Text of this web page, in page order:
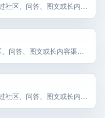
Surfer SEO 主要用于通过社区、问答、图文或长内容渠道获取自然曝光和早期用户反馈。Surfer SEO 主要用于通过社区、问答、图文或长内容渠道获取自然曝光和早期用户反馈。Surfer SEO 是内容发布平台候选，主要用… 选择前重点看价格、上手门槛、风险和替代方案。
Frase 主要用于通过社区、问答、图文或长内容渠道获取自然曝光和早期用户反馈。Frase 可以先按 内容发布平台 候选来评估：它主要用于通过社区、问答、图文或长内容渠道获取自然曝光和早期用户反馈。对小团队来说，先看它… 选择前重点看价格、上手门槛、风险和替代方案。
Clearscope 主要用于通过社区、问答、图文或长内容渠道获取自然曝光和早期用户反馈。Clearscope 主要用于通过社区、问答、图文或长内容渠道获取自然曝光和早期用户反馈。Clearscope 是内容发布平台候选，主要用… 选择前重点看价格、上手门槛、风险和替代方案。